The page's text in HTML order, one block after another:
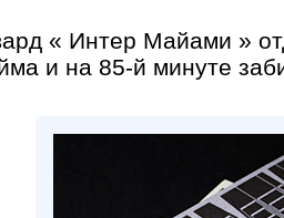
« Интер Майами »
и на 85-й минуте